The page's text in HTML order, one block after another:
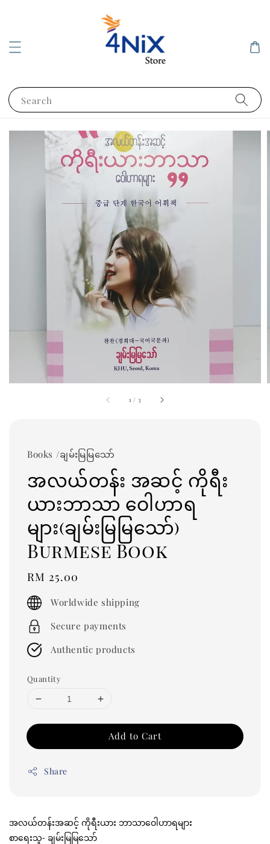
Search
1 / 3
Books /ချမ်းမြမြသော်
အလယ်တန်း အဆင့် ကိုရီး
ယားဘာသာ ဝေါဟာရ
များ(ချမ်းမြမြသော်)
Burmese Book
Regular
price
RM 25.00
Worldwide shipping
Secure payments
Authentic products
Quantity
Add to Cart
Share
အလယ်တန်းအဆင့် ကိုရီးယား ဘာသာဝေါဟာရများ
စာရေးသူ- ချမ်းမြမြသော်